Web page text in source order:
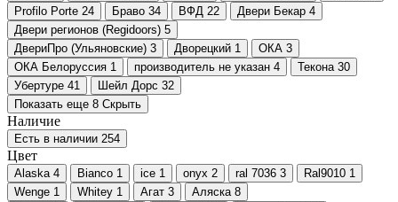
Profilo Porte 24 Браво 34 ВФД 22 Двери Бекар 4
Двери регионов (Regidoors) 5
ДвериПро (Ульяновские) 3 Дворецкий 1 ОКА 3
ОКА Белоруссия 1 производитель не указан 4 Текона 30
Убертуре 41 Шейл Дорс 32
Показать еще 8 Скрыть
Наличие
Есть в наличии 254
Цвет
Alaska 4 Bianco 1 ice 1 onyx 2 ral 7036 3 Ral9010 1
Wenge 1 Whitey 1 Агат 3 Аляска 8